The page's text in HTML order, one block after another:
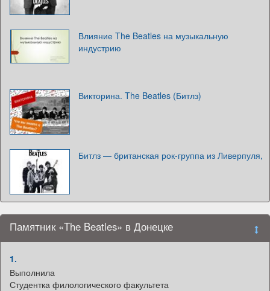
Влияние The Beatles на музыкальную
индустрию
Викторина. The Beatles (Битлз)
Битлз — британская рок-группа из Ливерпуля,
Памятник «The Beatles» в Донецке
1.
Выполнила
Студентка филологического факультета